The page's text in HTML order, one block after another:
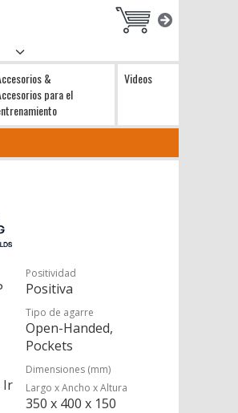
&
para el
Videos
Positividad
Positiva
Tipo de agarre
Open-Handed,
Pockets
Ir
Dimensiones (mm)
Largo x Ancho x Altura
350 x 400 x 150